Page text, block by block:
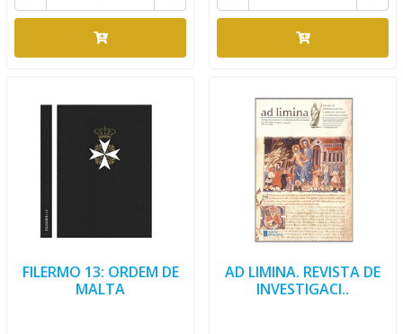
FILERMO 13: ORDEM DE
MALTA
AD LIMINA. REVISTA DE
INVESTIGACI..